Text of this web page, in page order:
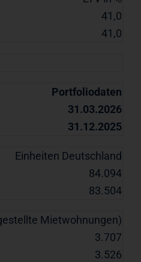
41,0
41,0
Portfoliodaten
31.03.2026
31.12.2025
Einheiten Deutschland
84.094
83.504
Mietwohnungen)
3.707
3.526